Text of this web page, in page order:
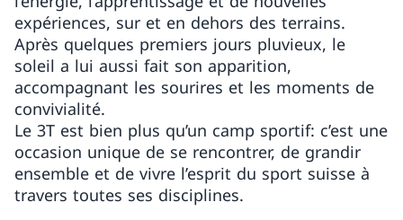
expériences, sur et en dehors des terrains.
Après quelques premiers jours pluvieux, le
soleil a lui aussi fait son apparition,
accompagnant les sourires et les moments de
convivialité.
Le 3T est bien plus qu’un camp sportif: c’est une
occasion unique de se rencontrer, de grandir
ensemble et de vivre l’esprit du sport suisse à
travers toutes ses disciplines.